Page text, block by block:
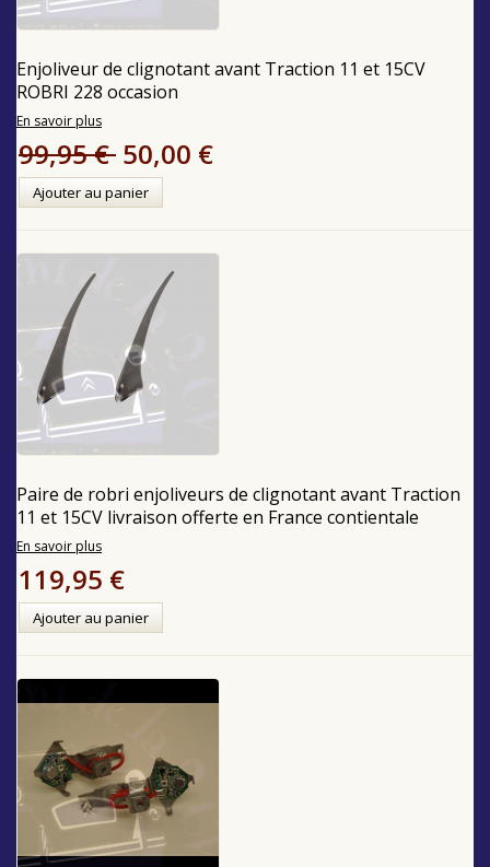
Enjoliveur de clignotant avant Traction 11 et 15CV
ROBRI 228 occasion
En savoir plus
99,95 € 50,00 €
Ajouter au panier
Paire de robri enjoliveurs de clignotant avant Traction
11 et 15CV livraison offerte en France contientale
En savoir plus
119,95 €
Ajouter au panier